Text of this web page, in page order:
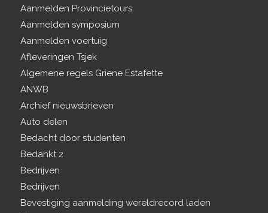
Aanmelden Provincietours
Aanmelden symposium
Aanmelden voertuig
Afleveringen Tsjek
Algemene regels Griene Estafette
ANWB
Archief nieuwsbrieven
Auto delen
Bedacht door studenten
Bedankt 2
Bedrijven
Bedrijven
Bevestiging aanmelding wereldrecord laden